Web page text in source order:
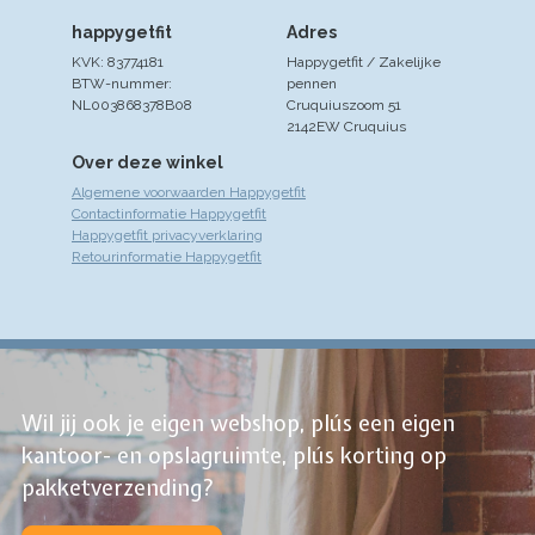
Over deze winkel
Algemene voorwaarden Happygetfit
Contactinformatie Happygetfit
Happygetfit privacyverklaring
Retourinformatie Happygetfit
Adres
Happygetfit / Zakelijke
pennen
Cruquiuszoom 51
2142EW Cruquius
happygetfit
KVK: 83774181
BTW-nummer:
NL003868378B08
Wil jij ook je eigen webshop, plús een eigen
kantoor- en opslagruimte, plús korting op
pakketverzending?